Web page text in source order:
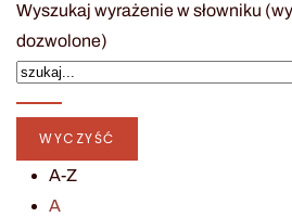
Wyszukaj wyrażenie w słowniku
dozwolone)
A-Z
A